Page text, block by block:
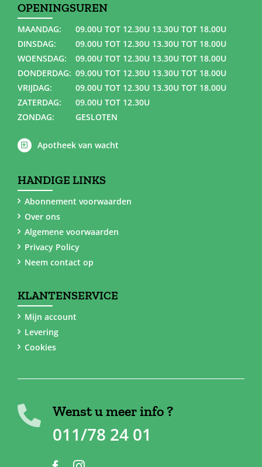
OPENINGSUREN
MAANDAG:
09.00U TOT 12.30U 13.30U TOT 18.00U
DINSDAG:
09.00U TOT 12.30U 13.30U TOT 18.00U
WOENSDAG:
09.00U TOT 12.30U 13.30U TOT 18.00U
DONDERDAG: 09.00U TOT 12.30U 13.30U TOT 18.00U
VRIJDAG:
09.00U TOT 12.30U 13.30U TOT 18.00U
ZATERDAG:
09.00U TOT 12.30U
ZONDAG:
GESLOTEN
Apotheek van wacht
HANDIGE LINKS
Abonnement voorwaarden
Over ons
Algemene voorwaarden
Privacy Policy
Neem contact op
KLANTENSERVICE
Mijn account
Levering
Cookies
Wenst u meer info ?
011/78 24 01